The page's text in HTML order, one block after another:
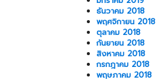
ธันวาคม 2018
พฤศจิกายน 2018
ตุลาคม 2018
กันยายน 2018
สิงหาคม 2018
กรกฎาคม 2018
พฤษภาคม 2018